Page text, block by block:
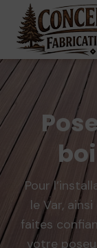
Pour
le Var,
faites
votre